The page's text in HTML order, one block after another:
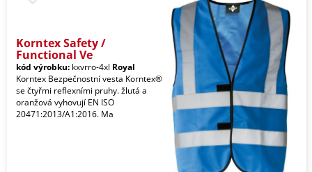
Korntex Safety /
Functional Ve
kód výrobku: kxvrro-4xl Royal
Korntex Bezpečnostní vesta Korntex®
se čtyřmi reflexními pruhy. žlutá a
oranžová vyhovují EN ISO
20471:2013/A1:2016. Ma